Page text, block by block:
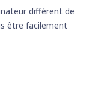
différent de
être facilement